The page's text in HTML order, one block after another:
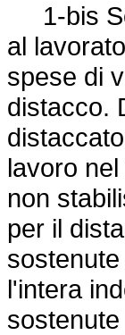
1-bis
al
spese di
distacco.
lavoro
non
per il
l'intera
sostenute